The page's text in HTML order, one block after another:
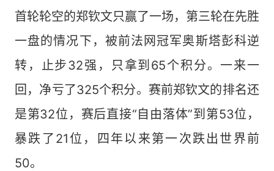
首轮轮空的郑钦文只赢了一场，第三轮在先胜
一盘的情况下，被前法网冠军奥斯塔彭科逆
转，止步32强，只拿到65个积分。一来一
回，净亏了325个积分。赛前郑钦文的排名还
是第32位，赛后直接“自由落体”到第53位，
暴跌了21位，四年以来第一次跌出世界前
50。